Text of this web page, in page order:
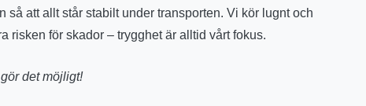
så att allt står stabilt under transporten. Vi kör lugnt och
risken för skador – trygghet är alltid vårt fokus.
det möjligt!